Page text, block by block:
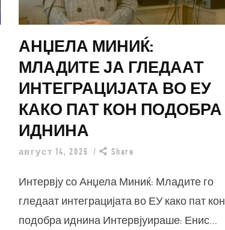
АНЏЕЛА МИНИЌ:
МЛАДИТЕ ЈА ГЛЕДААТ
ИНТЕГРАЦИЈАТА ВО ЕУ
КАКО ПАТ КОН ПОДОБРА
ИДНИНА
август 14, 2025 Share
Интервју со Анџела Миниќ: Младите го
гледаат интеграцијата во ЕУ како пат кон
подобра иднина Интервјуираше: Енис…